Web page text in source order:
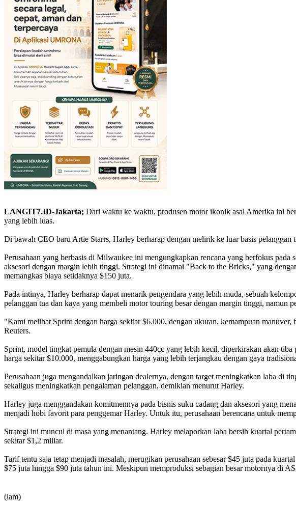
LANGIT7.ID-Jakarta; Dari waktu ke waktu, produsen motor ikonik asal Amerika ini
yang lebih luas.
Di bawah CEO baru Artie Starrs, Harley berharap dengan melirik ke luar basis
Perusahaan yang berbasis di Milwaukee ini mengungkapkan rencana yang berfokus
aksesori dengan margin lebih tinggi. Strategi ini dinamai "Back to the Bricks," yang
memangkas biaya setidaknya $150 juta.
Pada intinya, Harley berharap dapat menarik pengendara yang lebih muda, sebuah
pelanggan tua dan kaya yang membeli motor touring besar dengan margin tinggi, namun
"Kami melihat Sprint dengan harga sekitar $6.000, dengan ukuran, kemampuan
Reuters.
Sprint, model tingkat pemula dengan mesin 440cc yang lebih kecil, diperkirakan akan
harga sekitar $10.000, menggabungkan harga yang lebih terjangkau dengan gaya
Perusahaan juga mengandalkan jaringan dealernya, dengan target meningkatkan laba di
sekaligus meningkatkan pengalaman pelanggan, demikian menurut Harley.
Harley juga menggandakan komitmennya pada bisnis suku cadang dan aksesori yang
menjadi hobi favorit para penggemar Harley. Untuk itu, perusahaan berencana untuk
Strategi ini muncul di masa yang menantang. Harley melaporkan laba bersih kuartal
sekitar $1,2 miliar.
Tarif tentu saja tetap menjadi masalah, merugikan perusahaan sebesar $45 juta pada
$75 juta hingga $90 juta tahun ini. Meskipun memproduksi sebagian besar motornya di
(lam)